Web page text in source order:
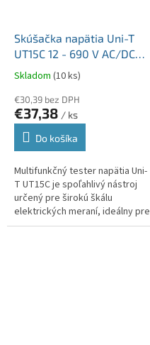
Skúšačka napätia Uni-T
UT15C 12 - 690 V AC/DC
MIE0116
Skladom (10 ks)
€30,39 bez DPH
€37,38 / ks
Do košíka
Multifunkčný tester napätia Uni-
T UT15C je spoľahlivý nástroj
určený pre širokú škálu
elektrických meraní, ideálny pre
elektrikárov, servisných